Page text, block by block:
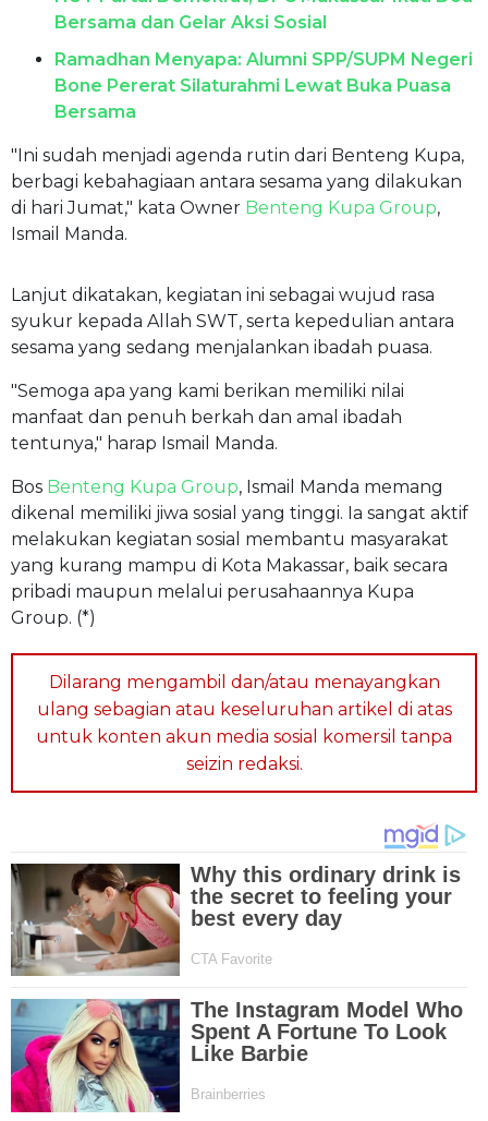
Bersama dan Gelar Aksi Sosial
Ramadhan Menyapa: Alumni SPP/SUPM Negeri
Bone Pererat Silaturahmi Lewat Buka Puasa
Bersama
"Ini sudah menjadi agenda rutin dari Benteng Kupa,
berbagi kebahagiaan antara sesama yang dilakukan
di hari Jumat," kata Owner Benteng Kupa Group,
Ismail Manda.
Lanjut dikatakan, kegiatan ini sebagai wujud rasa
syukur kepada Allah SWT, serta kepedulian antara
sesama yang sedang menjalankan ibadah puasa.
"Semoga apa yang kami berikan memiliki nilai
manfaat dan penuh berkah dan amal ibadah
tentunya," harap Ismail Manda.
Bos Benteng Kupa Group, Ismail Manda memang
dikenal memiliki jiwa sosial yang tinggi. Ia sangat aktif
melakukan kegiatan sosial membantu masyarakat
yang kurang mampu di Kota Makassar, baik secara
pribadi maupun melalui perusahaannya Kupa
Group. (*)
Dilarang mengambil dan/atau menayangkan
ulang sebagian atau keseluruhan artikel di atas
untuk konten akun media sosial komersil tanpa
seizin redaksi.